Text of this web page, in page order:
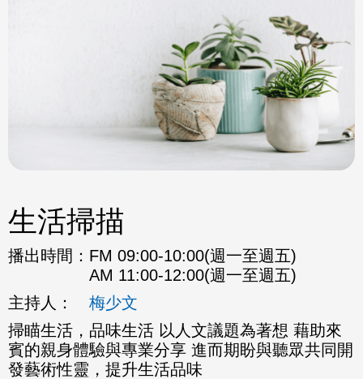
生活掃描
播出時間： FM 09:00-10:00(週一至週五)
AM 11:00-12:00(週一至週五)
主持人：
梅少文
掃瞄生活，品味生活 以人文議題為著想 藉助來
賓的親身體驗與專業分享 進而期盼與聽眾共同開
發藝術性靈，提升生活品味